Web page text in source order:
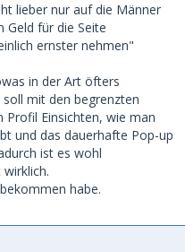
lieber nur auf die Männer
Geld für die Seite
ernster nehmen"
in der Art öfters
mit den begrenzten
Profil Einsichten, wie man
und das dauerhafte Pop-up
ist es wohl
habe.